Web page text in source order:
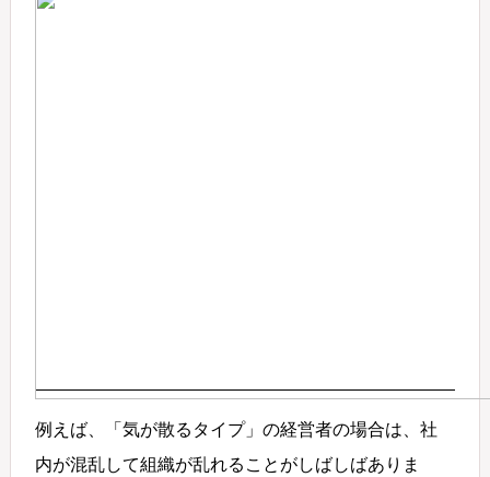
例えば、「気が散るタイプ」の経営者の場合は、社
内が混乱して組織が乱れることがしばしばありま